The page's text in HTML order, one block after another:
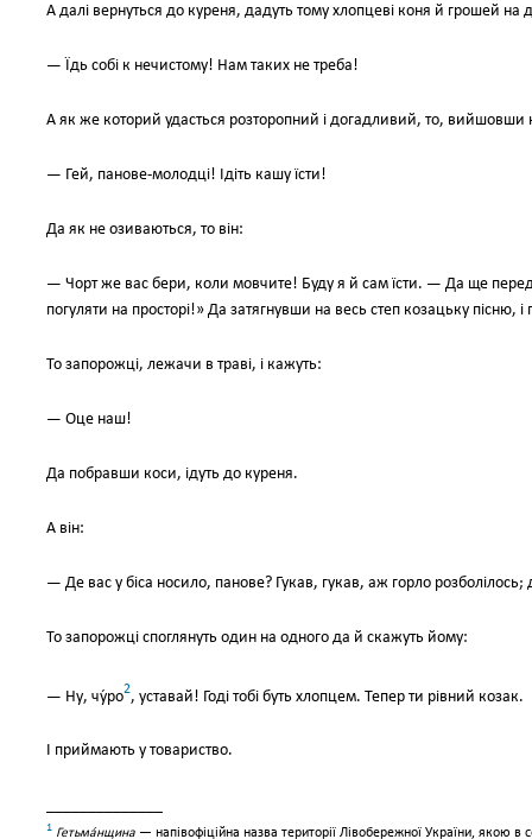
А далі вернуться до куреня, дадуть тому хлопцеві коня й грошей на
— Їдь собі к нечистому! Нам таких не треба!
А як же которий удасться розторопний і догадливий, то, вийшовши
— Гей, панове-молодці! Ідіть кашу їсти!
Да як не озиваються, то він:
— Чорт же вас бери, коли мовчите! Буду я й сам їсти. — Да ще перед
погуляти на просторі!» Да затягнувши на весь степ козацьку пісню,
То запорожці, лежачи в траві, і кажуть:
— Оце наш!
Да побравши коси, ідуть до куреня.
А він:
— Де вас у біса носило, панове? Гукав, гукав, аж горло
То запорожці споглянуть один на одного да й скажуть йому:
— Ну, чу́ро2, уставай! Годі тобі буть хлопцем. Тепер ти рівний козак.
І приймають у товариство.
1 Гетьма́нщина — напівофіційна назва території Лівобережної України, якою в